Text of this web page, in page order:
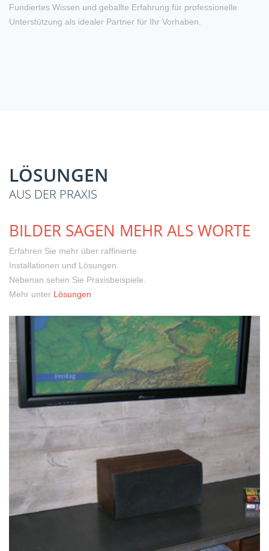
Fundiertes Wissen und geballte Erfahrung für professionelle
Unterstützung als idealer Partner für Ihr Vorhaben.
LÖSUNGEN
AUS DER PRAXIS
BILDER SAGEN MEHR ALS WORTE
Erfahren Sie mehr über raffinierte
Installationen und Lösungen.
Nebenan sehen Sie Praxisbeispiele.
Mehr unter Lösungen